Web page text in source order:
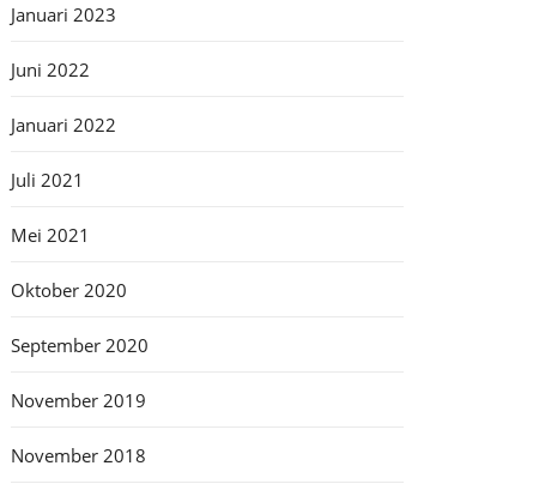
Januari 2023
Juni 2022
Januari 2022
Juli 2021
Mei 2021
Oktober 2020
September 2020
November 2019
November 2018